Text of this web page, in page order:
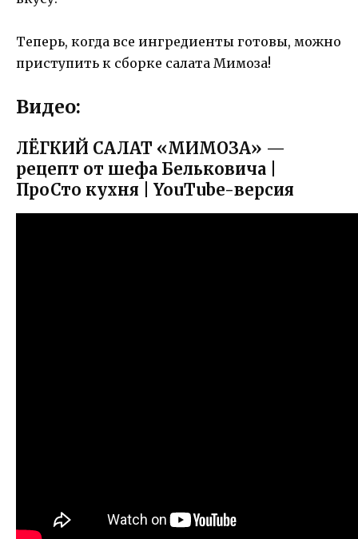
Теперь, когда все ингредиенты готовы, можно
приступить к сборке салата Мимоза!
Видео:
ЛЁГКИЙ САЛАТ «МИМОЗА» —
рецепт от шефа Бельковича |
ПроСто кухня | YouTube-версия